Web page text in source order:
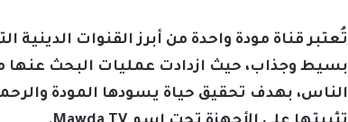
تُعتبر قناة مودة واحدة من أبرز القنوات
بسيط وجذاب، حيث ازدادت عمليات البحث عنها